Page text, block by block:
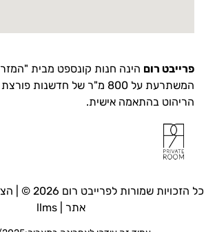
פרייבט רום הינה חנות קונספט מבית
המשתרעת על 800 מ"ר של חדשנות
הריהוט בהתאמה אישית.
כל הזכויות שמורות לפרייבט רום 2026 © |
אתר |
llms